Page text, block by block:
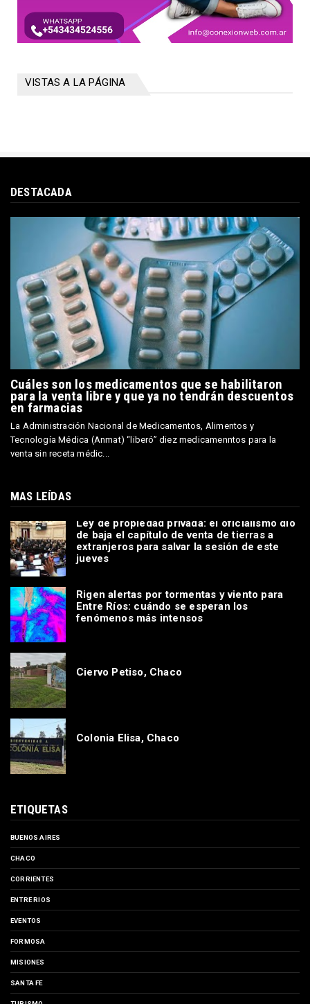
VISTAS A LA PÁGINA
DESTACADA
Cuáles son los medicamentos que se habilitaron
para la venta libre y que ya no tendrán descuentos
en farmacias
La Administración Nacional de Medicamentos, Alimentos y
Tecnología Médica (Anmat) “liberó” diez medicamenntos para la
venta sin receta médic...
MAS LEÍDAS
Ley de propiedad privada: el oficialismo dio
de baja el capítulo de venta de tierras a
extranjeros para salvar la sesión de este
jueves
Rigen alertas por tormentas y viento para
Entre Ríos: cuándo se esperan los
fenómenos más intensos
Ciervo Petiso, Chaco
Colonia Elisa, Chaco
ETIQUETAS
BUENOS AIRES
CHACO
CORRIENTES
ENTRE RIOS
EVENTOS
FORMOSA
MISIONES
SANTA FE